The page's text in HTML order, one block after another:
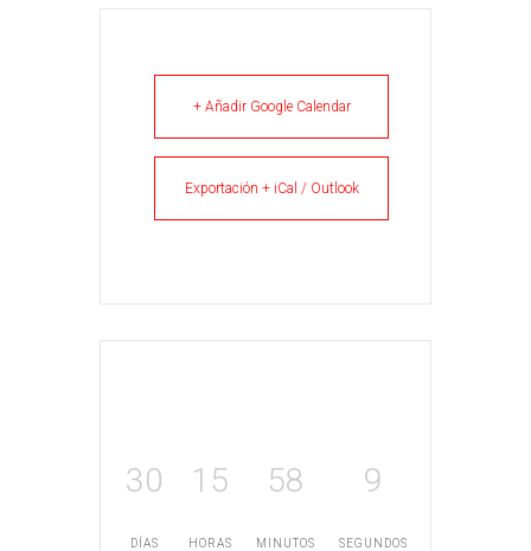
+ Añadir Google Calendar
Exportación + iCal / Outlook
30
DÍAS
15
HORAS
58
MINUTOS
8
SEGUNDOS